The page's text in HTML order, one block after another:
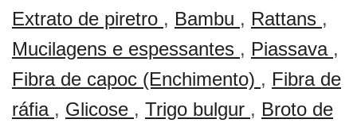
Extrato de piretro , Bambu , Rattans ,
Mucilagens e espessantes , Piassava ,
Fibra de capoc (Enchimento) , Fibra de
ráfia , Glicose , Trigo bulgur , Broto de